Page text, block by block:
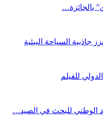
بالجائزة…
السياحة البيئية
الوطني للبحث في الصيد…